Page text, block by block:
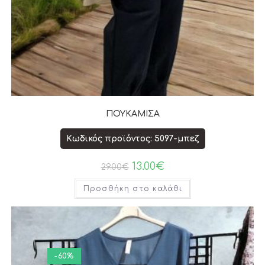
ΠΟΥΚΑΜΙΣΑ
Κωδικός προϊόντος: 5097-μπεζ
29.00€ 13.00€
Προσθήκη στο καλάθι
-60%